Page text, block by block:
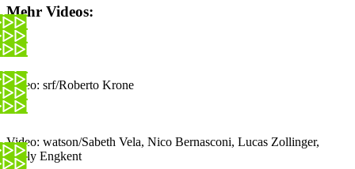
Mehr Videos:
Video: srf/Roberto Krone
Video: watson/Sabeth Vela, Nico Bernasconi, Lucas Zollinger,
Emily Engkent